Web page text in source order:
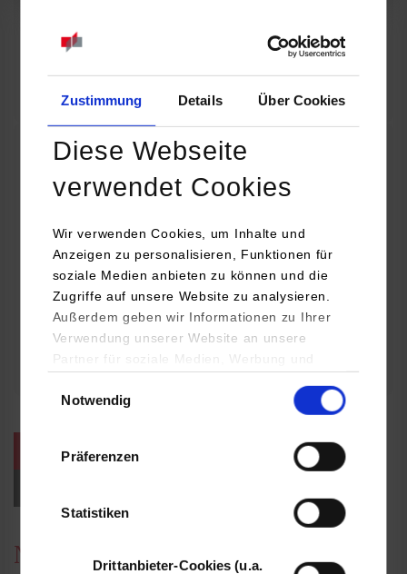
Zustimmung Details Über Cookies
Diese Webseite
verwendet Cookies
Wir verwenden Cookies, um Inhalte und
Anzeigen zu personalisieren, Funktionen für
soziale Medien anbieten zu können und die
Zugriffe auf unsere Website zu analysieren.
Außerdem geben wir Informationen zu Ihrer
Verwendung unserer Website an unsere
Partner für soziale Medien, Werbung und
YouTube, Google Maps) führen diese
Daten zusammen, die Sie ihnen bereitgestellt
haben oder die sie im Rahmen Ihrer Nutzung
Notwendig
Präferenzen
Statistiken
Drittanbieter-Cookies (u.a.
Online INDIS-Infoveranstaltung für Studierende
Zum Event
Technologietag: Clean Urban Transportation –
nachhaltige Mobilität im (sub)urbanen Umfeld
16.09.2026 - 17.09.2026
Im Mittelpunkt stehen elektrische Antriebe, moderne
Batterietechnologien und innovative Fahrzeugkonzepte für
nachhaltige Mobilität in Stadt und…
weitere Veranstaltungen / Termine
News